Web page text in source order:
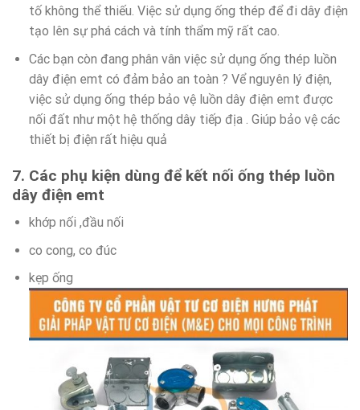
tố không thể thiếu. Việc sử dụng ống thép để đi dây điện
tạo lên sự phá cách và tính thẩm mỹ rất cao.
Các bạn còn đang phân vân việc sử dụng ống thép luồn
dây điện emt có đảm bảo an toàn ? Vể nguyên lý điện,
việc sử dụng ống thép bảo vệ luồn dây điện emt được
nối đất như một hệ thống dây tiếp địa . Giúp bảo vệ các
thiết bị điện rất hiệu quả
7. Các phụ kiện dùng để kết nối ống thép luồn
dây điện emt
khớp nối ,đầu nối
co cong, co đúc
kẹp ống